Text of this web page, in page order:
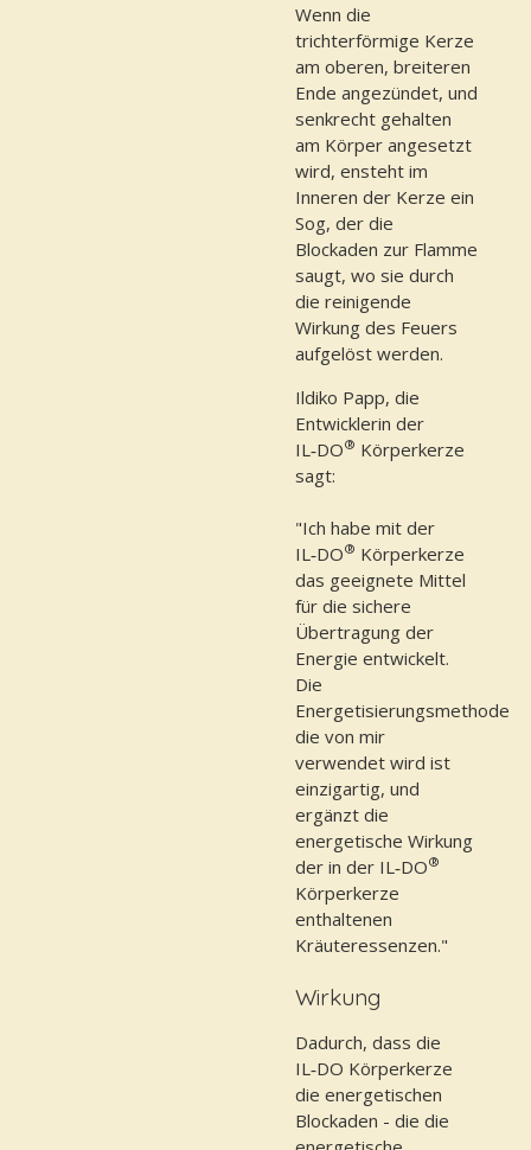
Wenn die
trichterförmige Kerze
am oberen, breiteren
Ende angezündet, und
senkrecht gehalten
am Körper angesetzt
wird, ensteht im
Inneren der Kerze ein
Sog, der die
Blockaden zur Flamme
saugt, wo sie durch
die reinigende
Wirkung des Feuers
aufgelöst werden.
Ildiko Papp, die
Entwicklerin der
IL‑DO® Körperkerze
sagt:
"Ich habe mit der
IL‑DO® Körperkerze
das geeignete Mittel
für die sichere
Übertragung der
Energie entwickelt.
Die
Energetisierungsmethode
die von mir
verwendet wird ist
einzigartig, und
ergänzt die
energetische Wirkung
der in der IL‑DO®
Körperkerze
enthaltenen
Kräuteressenzen."
Wirkung
Dadurch, dass die
IL‑DO Körperkerze
die energetischen
Blockaden - die die